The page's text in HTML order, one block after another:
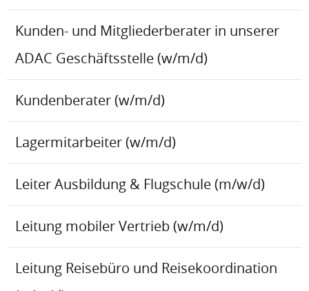
Kunden- und Mitgliederberater in unserer
ADAC Geschäftsstelle (w/m/d)
Kundenberater (w/m/d)
Lagermitarbeiter (w/m/d)
Leiter Ausbildung & Flugschule (m/w/d)
Leitung mobiler Vertrieb (w/m/d)
Leitung Reisebüro und Reisekoordination